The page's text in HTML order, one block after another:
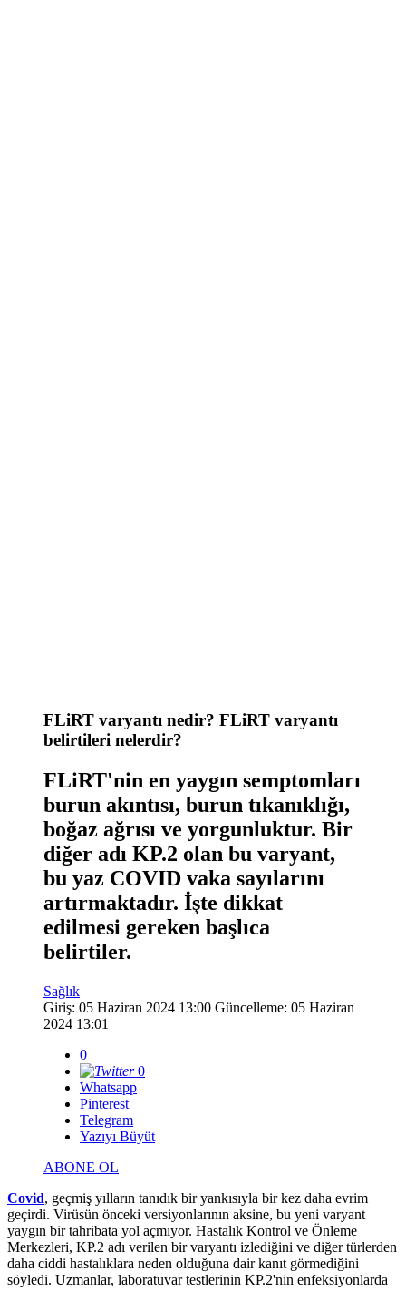
FLiRT varyantı nedir? FLiRT varyantı
belirtileri nelerdir?
FLiRT'nin en yaygın semptomları
burun akıntısı, burun tıkanıklığı,
boğaz ağrısı ve yorgunluktur. Bir
diğer adı KP.2 olan bu varyant,
bu yaz COVID vaka sayılarını
artırmaktadır. İşte dikkat
edilmesi gereken başlıca
belirtiler.
Sağlık
Giriş: 05 Haziran 2024 13:00 Güncelleme: 05 Haziran
2024 13:01
0
0
Whatsapp
Pinterest
Telegram
Yazıyı Büyüt
ABONE OL
Covid, geçmiş yılların tanıdık bir yankısıyla bir kez daha evrim
geçirdi. Virüsün önceki versiyonlarının aksine, bu yeni varyant
yaygın bir tahribata yol açmıyor. Hastalık Kontrol ve Önleme
Merkezleri, KP.2 adı verilen bir varyantı izlediğini ve diğer türlerden
daha ciddi hastalıklara neden olduğuna dair kanıt görmediğini
söyledi. Uzmanlar, laboratuvar testlerinin KP.2'nin enfeksiyonlarda